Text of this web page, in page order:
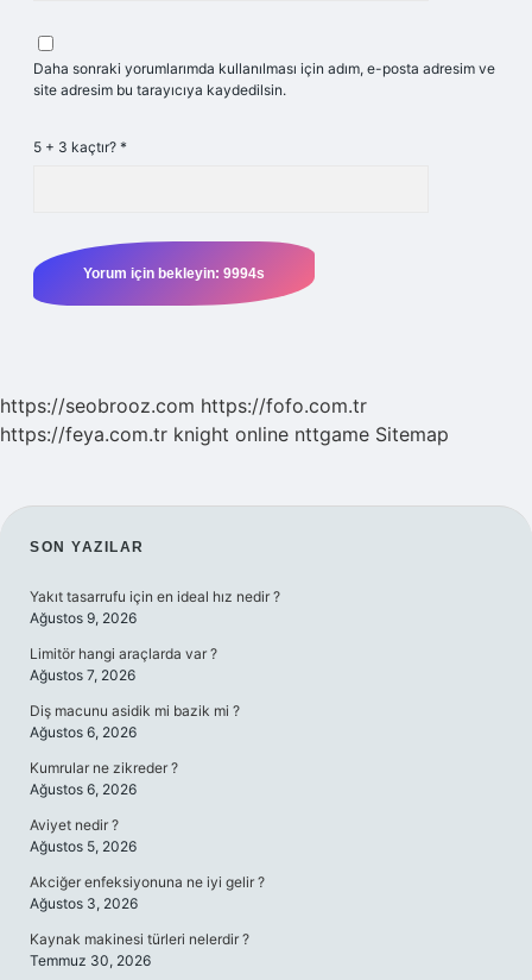
Daha sonraki yorumlarımda kullanılması için adım, e-posta adresim ve
site adresim bu tarayıcıya kaydedilsin.
5 + 3 kaçtır? *
https://seobrooz.com https://fofo.com.tr
https://feya.com.tr knight online nttgame Sitemap
SIDEBAR
SON YAZILAR
Yakıt tasarrufu için en ideal hız nedir ?
Ağustos 9, 2026
Limitör hangi araçlarda var ?
Ağustos 7, 2026
Diş macunu asidik mi bazik mi ?
Ağustos 6, 2026
Kumrular ne zikreder ?
Ağustos 6, 2026
Aviyet nedir ?
Ağustos 5, 2026
Akciğer enfeksiyonuna ne iyi gelir ?
Ağustos 3, 2026
Kaynak makinesi türleri nelerdir ?
Temmuz 30, 2026